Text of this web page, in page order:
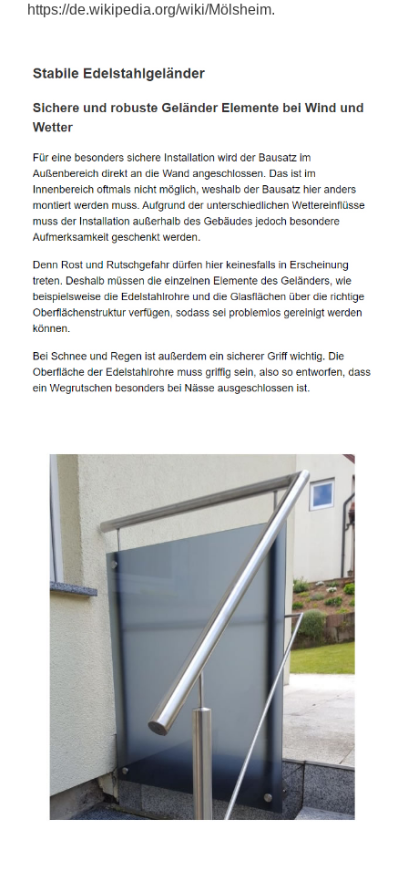
https://de.wikipedia.org/wiki/Mölsheim.